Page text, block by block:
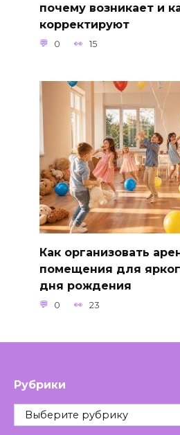
почему возникает и
корректируют
0 15
Как организовать
помещения для
дня рождения
0 23
Рубрики
Рубрики